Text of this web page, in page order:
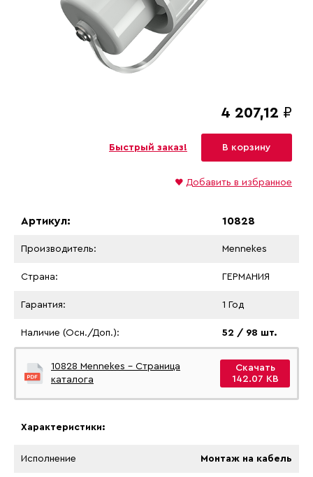
4 207,12 ₽
Быстрый заказ! В корзину
♥ Добавить в избранное
Артикул: 10828
Производитель: Mennekes
Страна: ГЕРМАНИЯ
Гарантия: 1 Год
Наличие (Осн./Доп.): 52 / 98 шт.
10828 Mennekes - Страница
каталога
Скачать
142.07 KB
Характеристики:
Исполнение Монтаж на кабель